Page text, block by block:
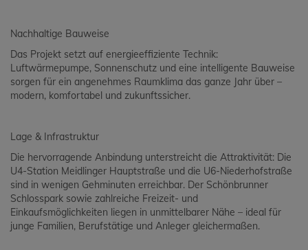
Nachhaltige Bauweise
Das Projekt setzt auf energieeffiziente Technik:
Luftwärmepumpe, Sonnenschutz und eine intelligente Bauweise
sorgen für ein angenehmes Raumklima das ganze Jahr über –
modern, komfortabel und zukunftssicher.
Lage & Infrastruktur
Die hervorragende Anbindung unterstreicht die Attraktivität: Die
U4-Station Meidlinger Hauptstraße und die U6-Niederhofstraße
sind in wenigen Gehminuten erreichbar. Der Schönbrunner
Schlosspark sowie zahlreiche Freizeit- und
Einkaufsmöglichkeiten liegen in unmittelbarer Nähe – ideal für
junge Familien, Berufstätige und Anleger gleichermaßen.